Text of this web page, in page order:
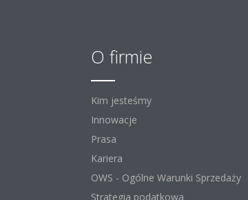
O firmie
Kim jesteśmy
Innowacje
Prasa
Kariera
OWS - Ogólne Warunki Sprzedaży
Strategia podatkowa